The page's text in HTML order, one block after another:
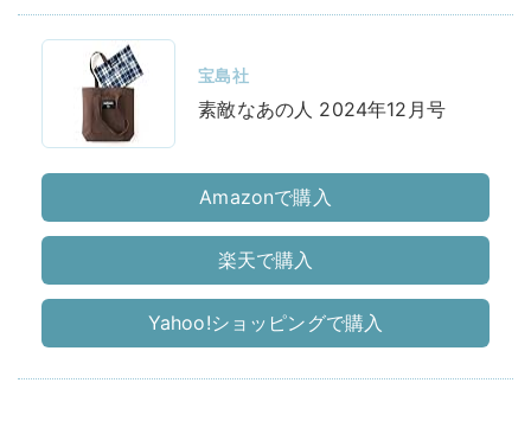
宝島社
素敵なあの人 2024年12月号
Amazonで購入
楽天で購入
Yahoo!ショッピングで購入